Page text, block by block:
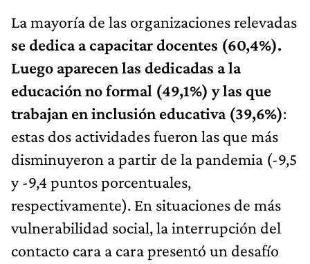
La mayoría de las organizaciones relevadas
se dedica a capacitar docentes (60,4%).
Luego aparecen las dedicadas a la
educación no formal (49,1%) y las que
trabajan en inclusión educativa (39,6%):
estas dos actividades fueron las que más
disminuyeron a partir de la pandemia (-9,5
y -9,4 puntos porcentuales,
respectivamente). En situaciones de más
vulnerabilidad social, la interrupción del
contacto cara a cara presentó un desafío